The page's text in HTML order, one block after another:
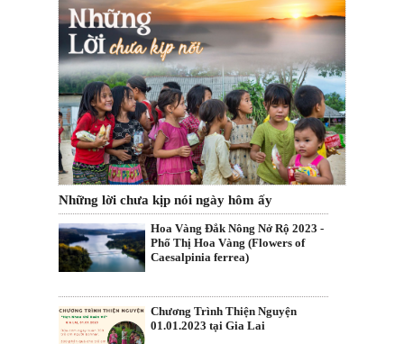
Những lời chưa kịp nói ngày hôm ấy
Hoa Vàng Đắk Nông Nở Rộ 2023 -
Phố Thị Hoa Vàng (Flowers of
Caesalpinia ferrea)
Chương Trình Thiện Nguyện
01.01.2023 tại Gia Lai